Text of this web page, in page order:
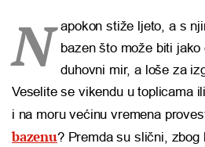
N apokon stiže ljeto, a s
bazen što može biti
duhovni mir, a loše za
Veselite se vikendu u toplicama
i na moru većinu vremena
bazenu? Premda su slični,